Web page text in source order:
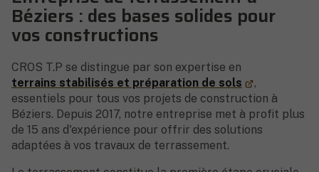
Béziers : des bases solides pour
vos constructions
CROS T.P se distingue par son expertise en
terrains stabilisés et préparation de sols
,
essentiels pour tous vos projets de construction à
Béziers. Depuis 2017, notre entreprise met à profit plus
de 15 ans d'expérience pour offrir des solutions
adaptées à vos travaux de terrassement.